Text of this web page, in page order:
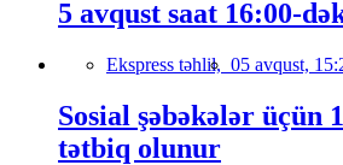
5 avqust saat 16:00-
Ekspress təhlil, 05 avqust,
Sosial şəbəkələr üçün
tətbiq olunur